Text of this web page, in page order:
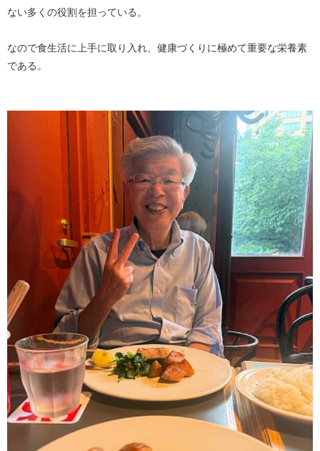
ない多くの役割を担っている。
なので食生活に上手に取り入れ、健康づくりに極めて重要な栄養素
である。